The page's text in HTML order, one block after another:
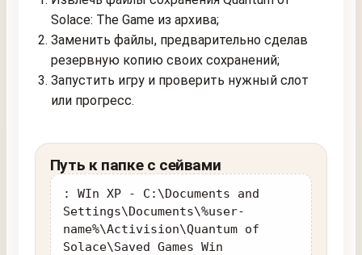
Solace: The Game из архива;
Заменить файлы, предварительно сделав
резервную копию своих сохранений;
Запустить игру и проверить нужный слот
или прогресс.
Путь к папке с сейвами
: WIn XP - C:\Documents and
Settings\Documents\%user-
name%\Activision\Quantum of
Solace\Saved Games Win